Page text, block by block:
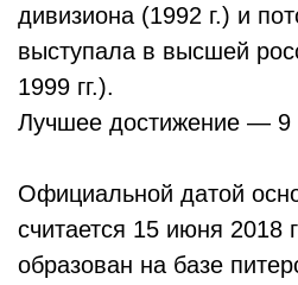
дивизиона (1992 г.) и
выступала в высшей
1999 гг.).
Лучшее достижение — 9
Официальной датой
считается 15 июня 2018
образован на базе